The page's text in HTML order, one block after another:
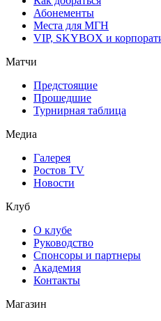
Абонементы
Места для МГН
VIP, SKYBOX и
Матчи
Предстоящие
Прошедшие
Турнирная таблица
Медиа
Галерея
Ростов TV
Новости
Клуб
О клубе
Руководство
Спонсоры и партнеры
Академия
Контакты
Магазин